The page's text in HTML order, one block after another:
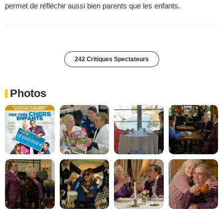
permet de réfléchir aussi bien parents que les enfants.
242 Critiques Spectateurs
Photos